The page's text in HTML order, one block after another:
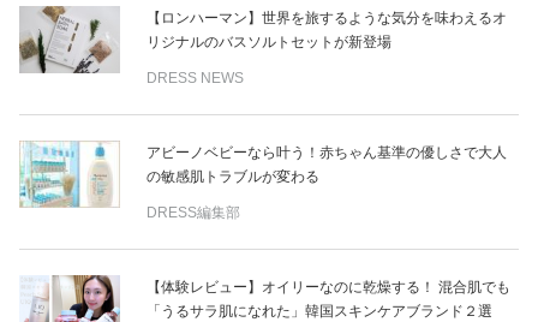
【ロンハーマン】世界を旅するような気分を味わえるオ
リジナルのバスソルトセットが新登場
DRESS NEWS
アビーノベビーなら叶う！赤ちゃん基準の優しさで大人
の敏感肌トラブルが変わる
DRESS編集部
【体験レビュー】オイリーなのに乾燥する！ 混合肌でも
「うるサラ肌になれた」韓国スキンケアブランド２選